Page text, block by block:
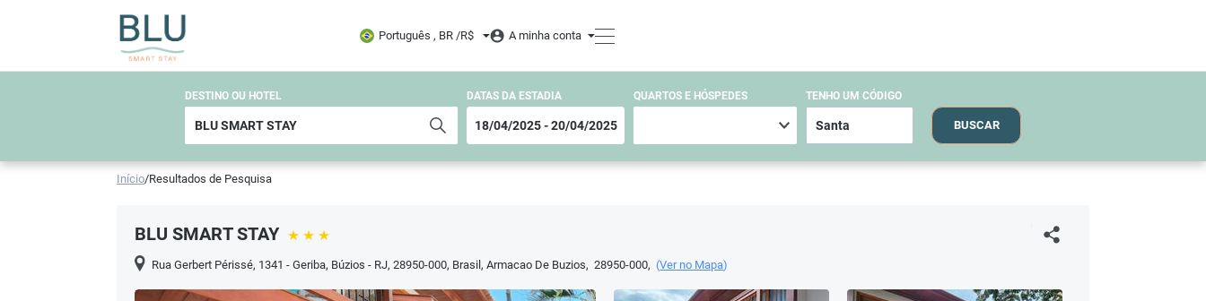
Português , BR /R$ A minha conta
DESTINO OU HOTEL DATAS DA ESTADIA QUARTOS E HÓSPEDES TENHO UM CÓDIGO
BUSCAR
Início/Resultados de Pesquisa
BLU SMART STAY
Rua Gerbert Périssé, 1341 - Geriba, Búzios - RJ, 28950-000, Brasil,Armacao De Buzios, 28950-000, (Ver no Mapa)